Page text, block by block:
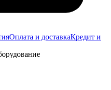
Оплата и доставкаКредит и